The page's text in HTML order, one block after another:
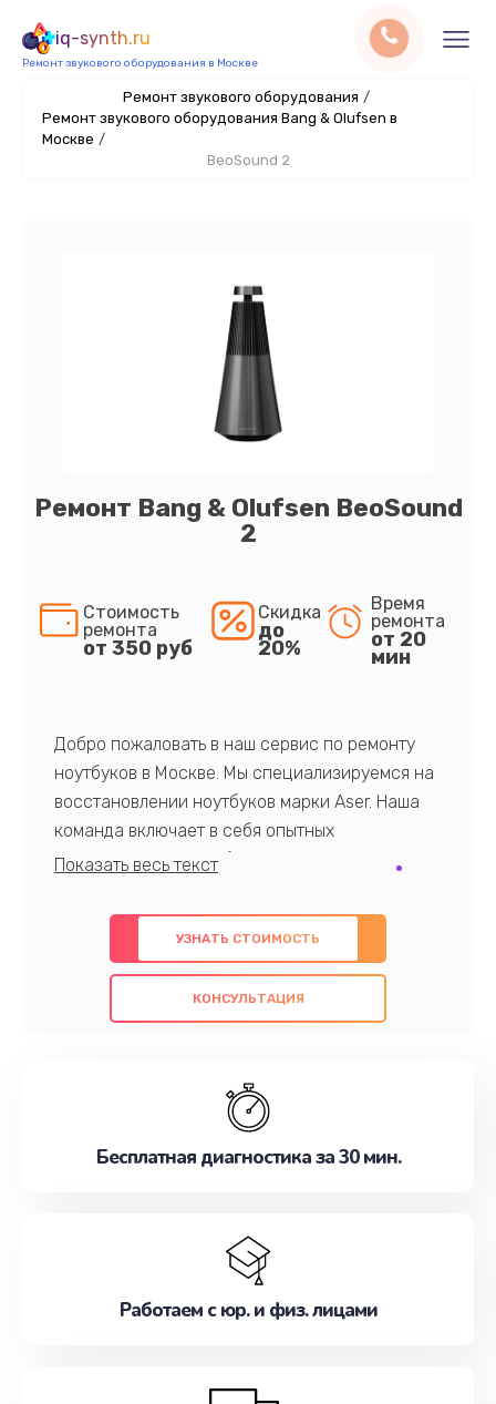
iq-synth.ru
Ремонт звукового оборудования в Москве
Ремонт звукового оборудования /
Ремонт звукового оборудования Bang & Olufsen в
Москве /
BeoSound 2
Ремонт Bang & Olufsen BeoSound
2
Стоимость
ремонта
от 350 руб
Скидка
до
20%
Время
ремонта
от 20
мин
Добро пожаловать в наш сервис по ремонту
ноутбуков в Москве. Мы специализируемся на
восстановлении ноутбуков марки Aser. Наша
команда включает в себя опытных
профессионалов с обширными знаниями и
предлагаем быстрый и качественный ремонт с
использованием оригинальных компонентов, а
также гарантируем качество всех
проведенных работ. Наша цель - предоставить
наилучшим образом. Не медлите записаться на
УЗНАТЬ СТОИМОСТЬ
КОНСУЛЬТАЦИЯ
Бесплатная диагностика за 30 мин.
Работаем с юр. и физ. лицами